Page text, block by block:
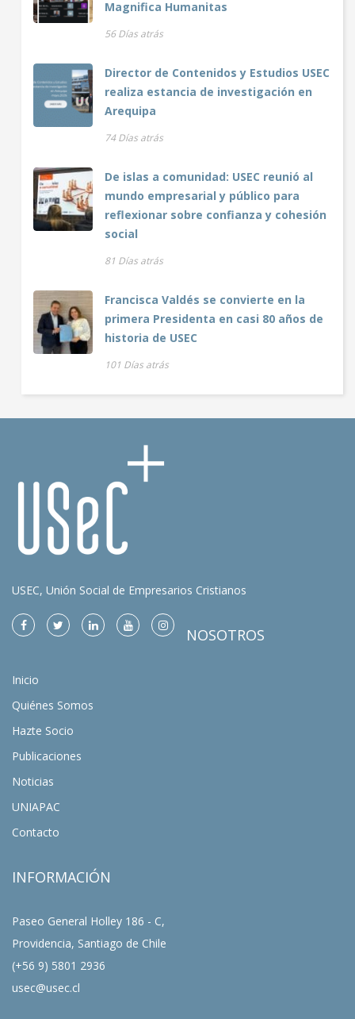
Magnifica Humanitas
56 Días atrás
Director de Contenidos y Estudios USEC
realiza estancia de investigación en
Arequipa
74 Días atrás
De islas a comunidad: USEC reunió al
mundo empresarial y público para
reflexionar sobre confianza y cohesión
social
81 Días atrás
Francisca Valdés se convierte en la
primera Presidenta en casi 80 años de
historia de USEC
101 Días atrás
USEC, Unión Social de Empresarios Cristianos
NOSOTROS
Inicio
Quiénes Somos
Hazte Socio
Publicaciones
Noticias
UNIAPAC
Contacto
INFORMACIÓN
Paseo General Holley 186 - C,
Providencia, Santiago de Chile
(+56 9) 5801 2936
usec@usec.cl